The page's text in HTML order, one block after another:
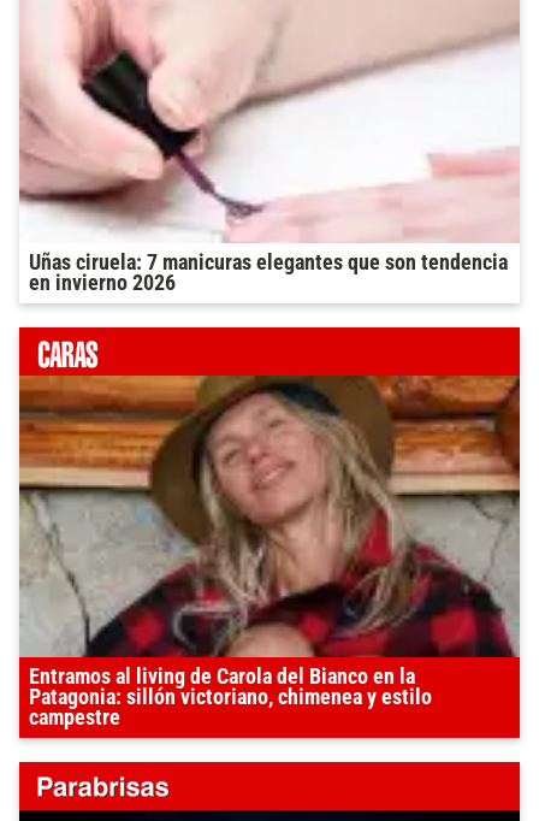
Uñas ciruela: 7 manicuras elegantes que son tendencia
en invierno 2026
Entramos al living de Carola del Bianco en la
Patagonia: sillón victoriano, chimenea y estilo
campestre